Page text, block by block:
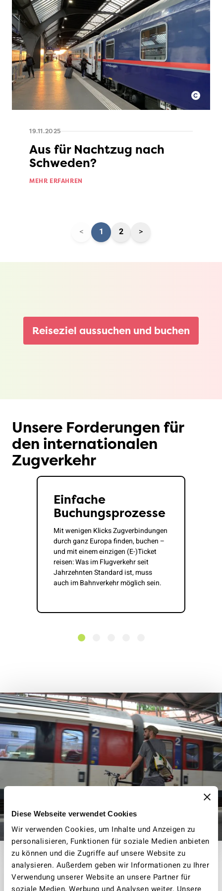
Diese Webseite verwendet Cookies
Wir verwenden Cookies, um Inhalte und Anzeigen zu
personalisieren, Funktionen für soziale Medien anbieten
zu können und die Zugriffe auf unsere Website zu
analysieren. Außerdem geben wir Informationen zu Ihrer
Verwendung unserer Website an unsere Partner für
19.11.2025
Aus für Nachtzug nach
Schweden?
MEHR ERFAHREN
< 1 2 >
Reiseziel aussuchen und buchen
Unsere Forderungen für
den internationalen
Zugverkehr
Einfache
Buchungsprozesse
Mit wenigen Klicks Zugverbindungen
durch ganz Europa finden, buchen –
und mit einem einzigen (E-)Ticket
reisen: Was im Flugverkehr seit
Jahrzehnten Standard ist, muss
auch im Bahnverkehr möglich sein.
Velomitnahme